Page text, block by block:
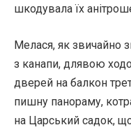
шкодувала їх
Мелася, як звичайно
з канапи, длявою
дверей на балкон
пишну панораму,
на Царський садок,